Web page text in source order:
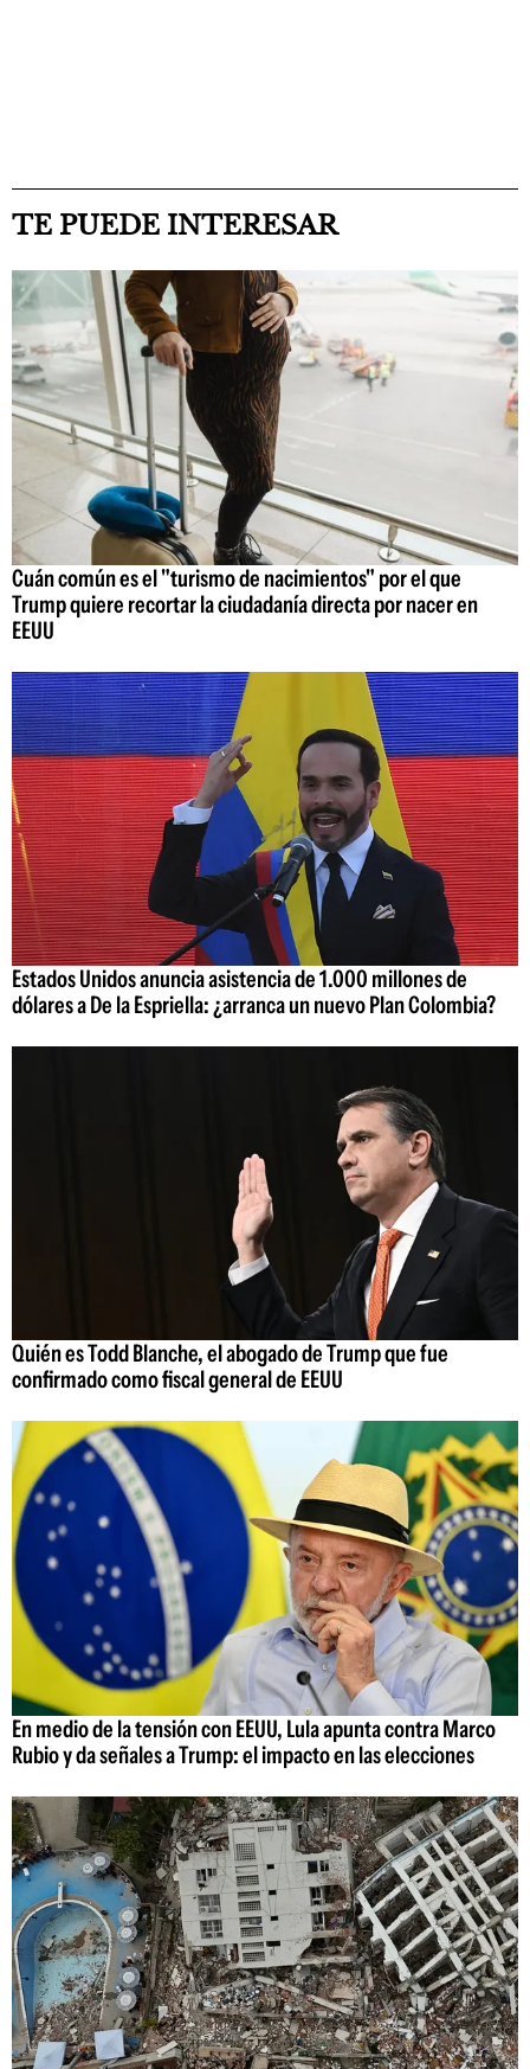
TE PUEDE INTERESAR
Cuán común es el "turismo de nacimientos" por el que
Trump quiere recortar la ciudadanía directa por nacer en
EEUU
Estados Unidos anuncia asistencia de 1.000 millones de
dólares a De la Espriella: ¿arranca un nuevo Plan Colombia?
Quién es Todd Blanche, el abogado de Trump que fue
confirmado como fiscal general de EEUU
En medio de la tensión con EEUU, Lula apunta contra Marco
Rubio y da señales a Trump: el impacto en las elecciones